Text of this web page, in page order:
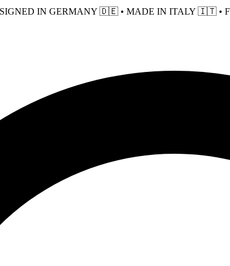
IN GERMANY 🇩🇪 • MADE IN ITALY 🇮🇹 •